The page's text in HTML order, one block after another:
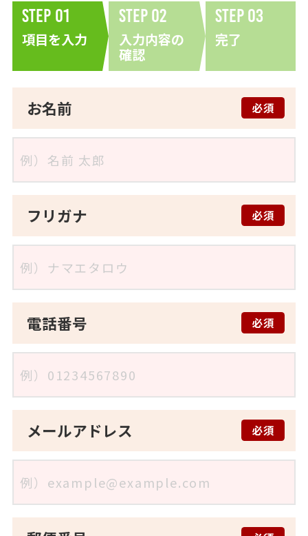
Step 01
項目を入力
Step 02
入力内容の
確認
Step 03
完了
お名前 必須
フリガナ 必須
電話番号 必須
メールアドレス 必須